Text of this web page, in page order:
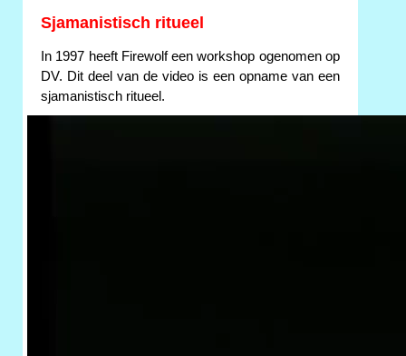
Sjamanistisch ritueel
In 1997 heeft Firewolf een workshop ogenomen op
DV. Dit deel van de video is een opname van een
sjamanistisch ritueel.